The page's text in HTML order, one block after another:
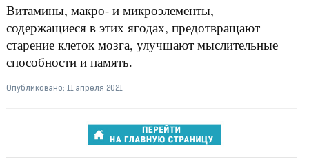
Витамины, макро- и микроэлементы,
содержащиеся в этих ягодах, предотвращают
старение клеток мозга, улучшают мыслительные
способности и память.
Опубликовано: 11 апреля 2021